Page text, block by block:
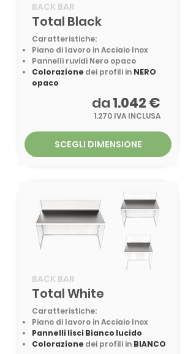
BACK BAR
Total Black
Caratteristiche:
Piano di lavoro in Acciaio Inox
Pannelli ruvidi Nero opaco
Colorazione dei profili in NERO
opaco
1.270 IVA INCLUSA
da1.042 €
SCEGLI DIMENSIONE
BACK BAR
Total White
Caratteristiche:
Piano di lavoro in Acciaio Inox
Pannelli lisci Bianco lucido
Colorazione dei profili in BIANCO